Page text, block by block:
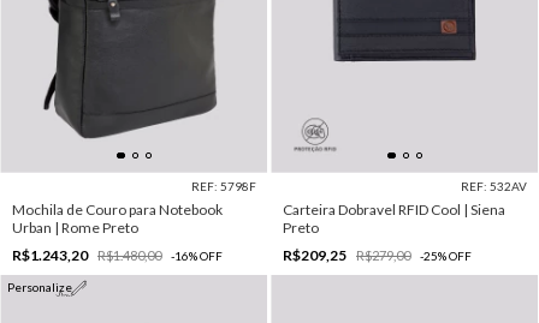
REF: 5798F
Mochila de Couro para Notebook
Urban | Rome Preto
R$1.243,20
R$1.480,00 -16%OFF
REF: 532AV
Carteira Dobravel RFID Cool | Siena
Preto
R$209,25
R$279,00 -25%OFF
Personalize